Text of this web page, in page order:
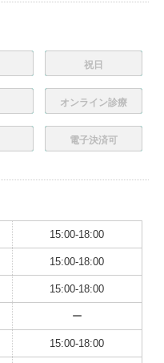
祝日
オンライン診療
電子決済可
15:00-18:00
15:00-18:00
15:00-18:00
ー
15:00-18:00